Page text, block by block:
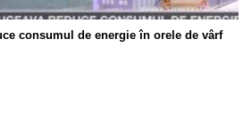
consumul de energie în orele de vârf